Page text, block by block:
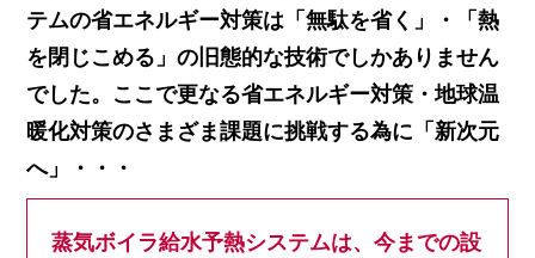
テムの省エネルギー対策は「無駄を省く」・「熱
を閉じこめる」の旧態的な技術でしかありません
でした。ここで更なる省エネルギー対策・地球温
暖化対策のさまざま課題に挑戦する為に「新次元
へ」・・・
蒸気ボイラ給水予熱システムは、今までの設